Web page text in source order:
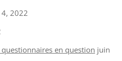
2022
questionnaires en question juin